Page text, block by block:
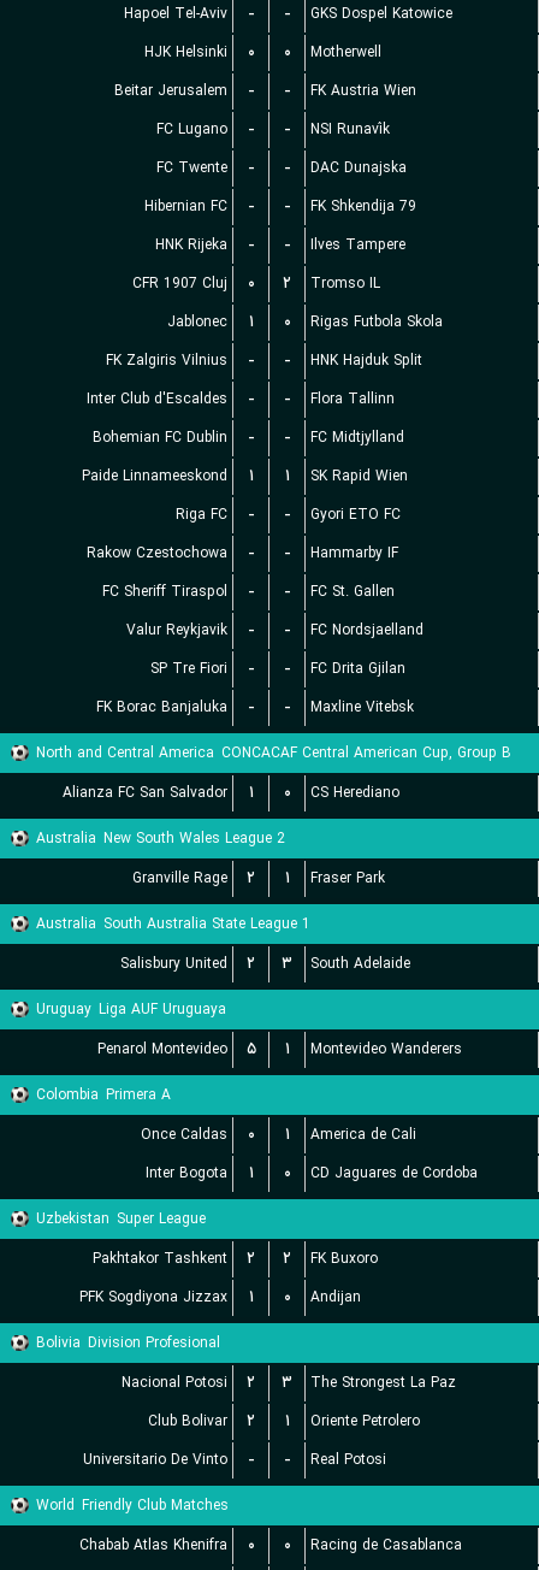
Hapoel Tel-Aviv
- -
GKS Dospel Katowice
HJK Helsinki
۰ ۰
Motherwell
Beitar Jerusalem
- -
FK Austria Wien
FC Lugano
- -
NSI Runavík
FC Twente
- -
DAC Dunajska
Hibernian FC
- -
FK Shkendija 79
HNK Rijeka
- -
Ilves Tampere
CFR 1907 Cluj
۰ ۲
Tromso IL
Jablonec
۱ ۰
Rigas Futbola Skola
FK Zalgiris Vilnius
- -
HNK Hajduk Split
Inter Club d'Escaldes
- -
Flora Tallinn
Bohemian FC Dublin
- -
FC Midtjylland
Paide Linnameeskond
۱ ۱
SK Rapid Wien
Riga FC
- -
Gyori ETO FC
Rakow Czestochowa
- -
Hammarby IF
FC Sheriff Tiraspol
- -
FC St. Gallen
Valur Reykjavik
- -
FC Nordsjaelland
SP Tre Fiori
- -
FC Drita Gjilan
FK Borac Banjaluka
- -
Maxline Vitebsk
North and Central America CONCACAF Central American Cup, Group B
Alianza FC San Salvador
۱ ۰
CS Herediano
Australia New South Wales League 2
Granville Rage
۲ ۱
Fraser Park
Australia South Australia State League 1
Salisbury United
۲ ۳
South Adelaide
Uruguay Liga AUF Uruguaya
Penarol Montevideo
۵ ۱
Montevideo Wanderers
Colombia Primera A
Once Caldas
۰ ۱
America de Cali
Inter Bogota
۱ ۰
CD Jaguares de Cordoba
Uzbekistan Super League
Pakhtakor Tashkent
۲ ۲
FK Buxoro
PFK Sogdiyona Jizzax
۱ ۰
Andijan
Bolivia Division Profesional
Nacional Potosi
۲ ۳
The Strongest La Paz
Club Bolivar
۲ ۱
Oriente Petrolero
Universitario De Vinto
- -
Real Potosi
World Friendly Club Matches
Chabab Atlas Khenifra
۰ ۰ Racing de Casablanca